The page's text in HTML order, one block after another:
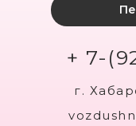
+ 7-
г.